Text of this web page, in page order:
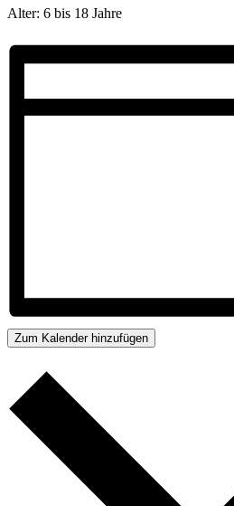
Alter: 6 bis 18 Jahre
Zum Kalender hinzufügen